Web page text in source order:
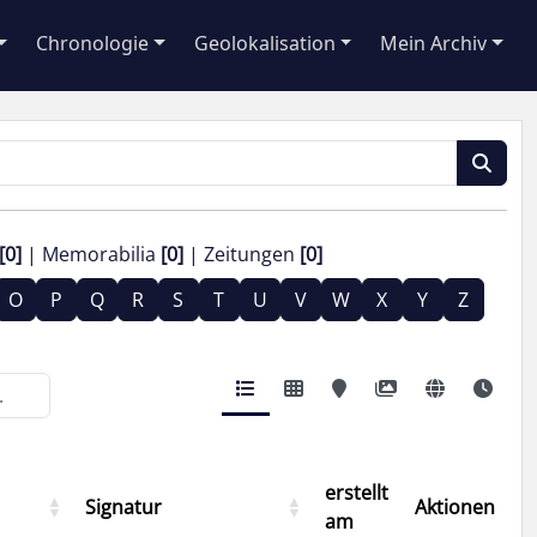
Chronologie Geolokalisation Mein Archiv
Memorabilia [0] Zeitungen [0]
O
P Q R S T U V W X Y Z
Signatur
erstellt
am
Aktionen